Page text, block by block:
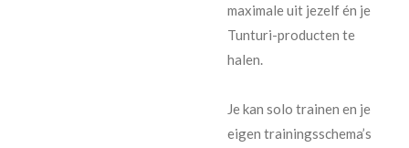
maximale uit jezelf én je
Tunturi-producten te
halen.
Je kan solo trainen en je
eigen trainingsschema’s